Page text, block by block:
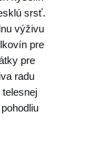
srsť.
výživu
pre
pre
radu
telesnej